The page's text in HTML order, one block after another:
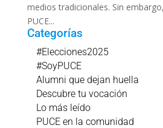
medios tradicionales. Sin
PUCE...
Categorías
#Elecciones2025
#SoyPUCE
Alumni que dejan huella
Descubre tu vocación
Lo más leído
PUCE en la comunidad